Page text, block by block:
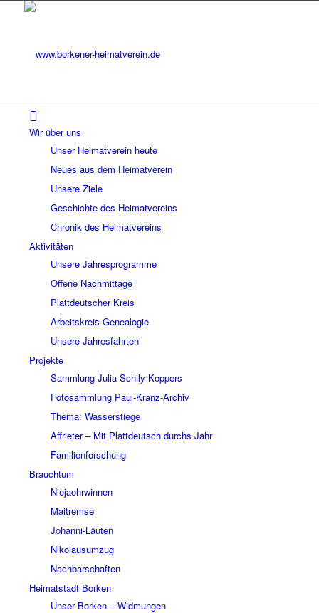
Wir über uns
Unser Heimatverein heute
Neues aus dem Heimatverein
Unsere Ziele
Geschichte des Heimatvereins
Chronik des Heimatvereins
Aktivitäten
Unsere Jahresprogramme
Offene Nachmittage
Plattdeutscher Kreis
Arbeitskreis Genealogie
Unsere Jahresfahrten
Projekte
Sammlung Julia Schily-Koppers
Fotosammlung Paul-Kranz-Archiv
Thema: Wasserstiege
Affrieter – Mit Plattdeutsch durchs Jahr
Familienforschung
Brauchtum
Niejaohrwinnen
Maitremse
Johanni-Läuten
Nikolausumzug
Nachbarschaften
Heimatstadt Borken
Unser Borken – Widmungen